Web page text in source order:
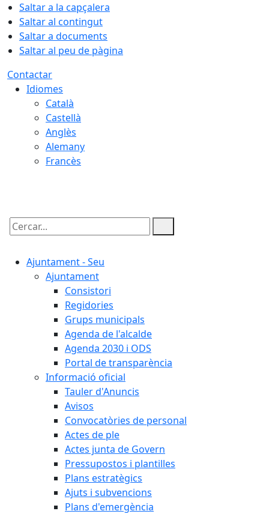
Saltar a la capçalera
Saltar al contingut
Saltar a documents
Saltar al peu de pàgina
Contactar
Idiomes
Català
Castellà
Anglès
Alemany
Francès
Cercar:
Ajuntament - Seu
Ajuntament
Consistori
Regidories
Grups municipals
Agenda de l'alcalde
Agenda 2030 i ODS
Portal de transparència
Informació oficial
Tauler d'Anuncis
Avisos
Convocatòries de personal
Actes de ple
Actes junta de Govern
Pressupostos i plantilles
Plans estratègics
Ajuts i subvencions
Plans d'emergència